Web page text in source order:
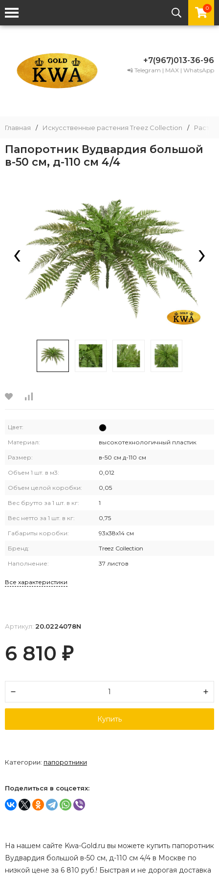
0
+7(967)013-36-96
📲 Telegram | MAX | WhatsApp
Главная / Искусственные растения Treez Collection /
Папоротник Вудвардия большой
в-50 см, д-110 см 4/4
‹ ›
Цвет:
Материал: высокотехнологичный пластик
Размер: в-50 см д-110 см
Объем 1 шт. в м3: 0,012
Объем целой коробки: 0,05
Вес брутто за 1 шт. в кг: 1
Вес нетто за 1 шт. в кг: 0,75
Габариты коробки: 93х38х14 см
Бренд: Treez Collection
Наполнение: 37 листов
Все характеристики
Артикул: 20.0224078N
6 810 ₽
Купить
Категории: папоротники
Поделиться в соцсетях:
На нашем сайте Kwa-Gold.ru вы можете купить папоротник
Вудвардия большой в-50 см, д-110 см 4/4 в Москве по
низкой цене за 6 810 руб.! Быстрая и не дорогая доставка